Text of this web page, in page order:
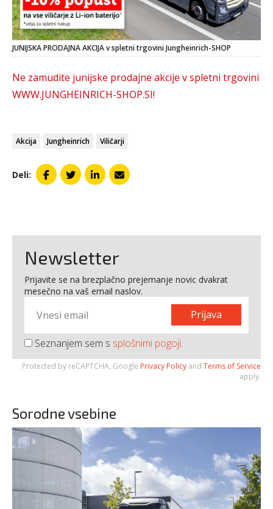
JUNIJSKA PRODAJNA AKCIJA v spletni trgovini Jungheinrich-SHOP
Ne zamudite junijske prodajne akcije v spletni trgovini
WWW.JUNGHEINRICH-SHOP.SI!
Akcija Jungheinrich Viličarji
Deli:
Newsletter
Prijavite se na brezplačno prejemanje novic dvakrat
mesečno na vaš email naslov.
Prijava
Seznanjem sem s splošnimi pogoji.
Protected by reCAPTCHA, Google Privacy Policy and Terms of Service
apply.
Sorodne vsebine